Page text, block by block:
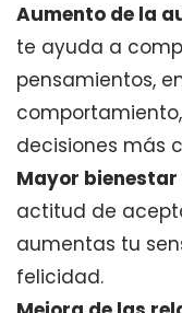
Aumento de la
te ayuda a
pensamientos,
decisiones más
Mayor
actitud de
aumentas tu
felicidad.